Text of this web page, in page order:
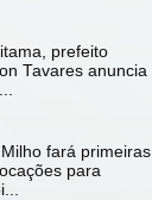
prefeito
Tavares anuncia
fará primeiras
para